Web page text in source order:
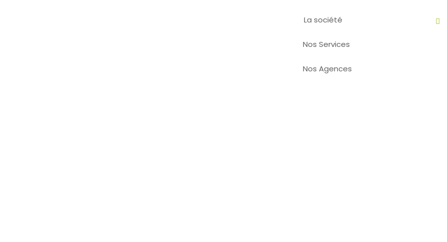
La société
Nos Services
Nos Agences